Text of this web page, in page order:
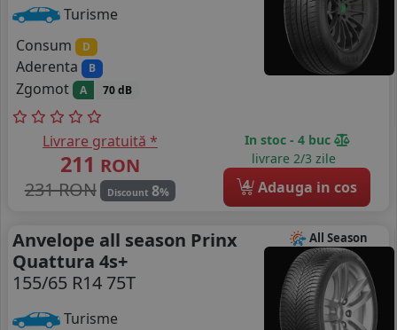
Turisme
Consum
D
Aderenta B
Zgomot A 70 dB
Livrare gratuită *
211 RON
231 RON
Discount 8%
In stoc - 4 buc
livrare 2/3 zile
4 Adauga in cos
All Season
Anvelope all season Prinx
Quattura 4s+
155/65 R14 75T
Turisme